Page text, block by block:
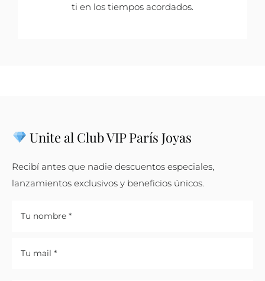
ti en los tiempos acordados.
Unite al Club VIP París Joyas
Recibí antes que nadie descuentos especiales,
lanzamientos exclusivos y beneficios únicos.